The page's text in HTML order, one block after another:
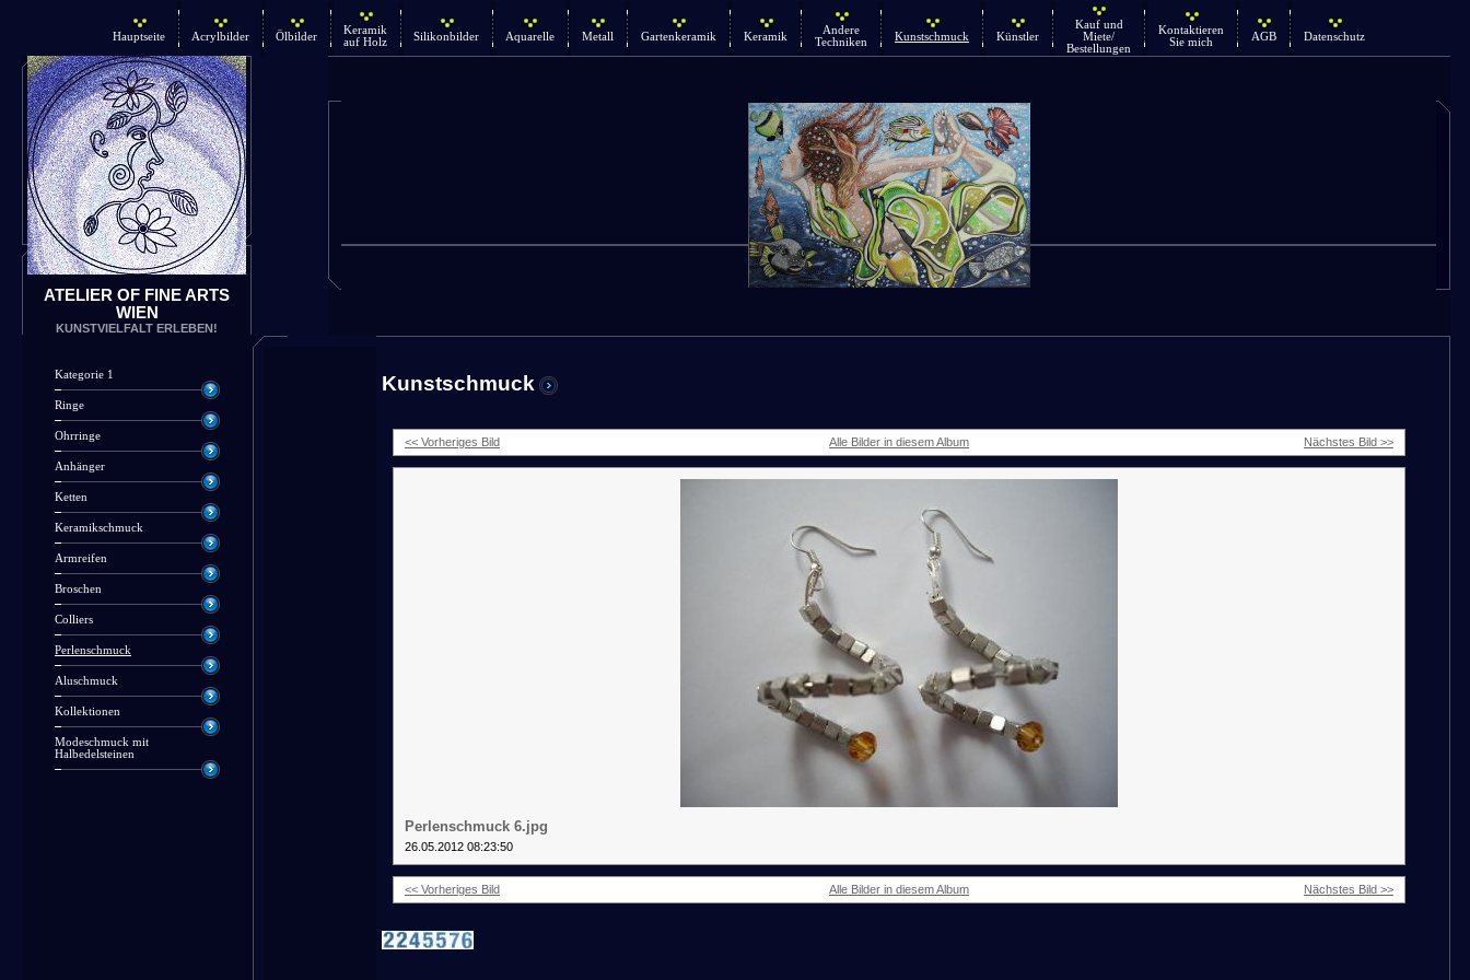
Hauptseite Acrylbilder Ölbilder
Keramik
auf Holz
Silikonbilder Aquarelle Metall Gartenkeramik Keramik
Andere
Techniken
Kunstschmuck Künstler
Kauf und
Miete/
Bestellungen
Kontaktieren
Sie mich
AGB Datenschutz
ATELIER OF FINE ARTS
WIEN
KUNSTVIELFALT ERLEBEN!
Kategorie 1
Ringe
Ohrringe
Anhänger
Ketten
Keramikschmuck
Armreifen
Broschen
Colliers
Perlenschmuck
Aluschmuck
Kollektionen
Modeschmuck mit
Halbedelsteinen
Kunstschmuck
<< Vorheriges Bild Alle Bilder in diesem Album Nächstes Bild >>
Perlenschmuck 6.jpg
26.05.2012 08:23:50
<< Vorheriges Bild Alle Bilder in diesem Album Nächstes Bild >>